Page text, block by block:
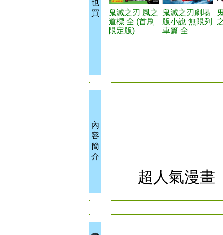
也
買
鬼滅之刃 風之
道標 全 (首刷
限定版)
鬼滅之刃劇場
版小說 無限列
車篇 全
內
容
簡
介
超人氣漫畫